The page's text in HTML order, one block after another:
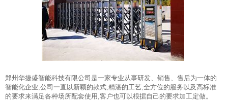
郑州华捷盛智能科技有限公司是一家专业从事研发、销售、售后为一体的
智能化企业,公司一直以新颖的款式,精湛的工艺,全方位的服务以及高标准
的要求来满足各种场所配套使用,客户也可以根据自己的要求加工定做。